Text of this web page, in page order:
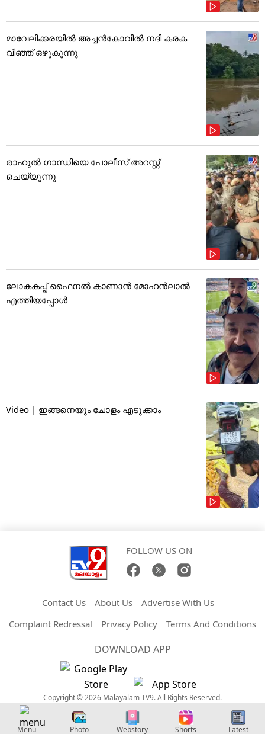
മാവേലിക്കരയിൽ അച്ചൻകോവിൽ നദി കരക
വിഞ്ഞ് ഒഴുകുന്നു
രാഹുൽ ഗാന്ധിയെ പോലീസ് അറസ്റ്റ്
ചെയ്യുന്നു
ലോകകപ്പ് ഫൈനൽ കാണാൻ മോഹൻലാൽ
എത്തിയപ്പോൾ
Video | ഇങ്ങനെയും ചോളം എടുക്കാം
FOLLOW US ON
Contact Us About Us
Advertise With Us
Complaint Redressal
Privacy Policy Terms And Conditions
DOWNLOAD APP
Copyright © 2026 Malayalam TV9. All Rights Reserved.
Menu Photo Webstory Shorts Latest